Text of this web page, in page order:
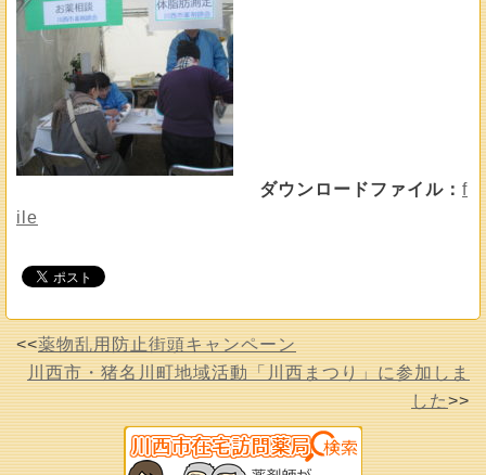
ダウンロードファイル： f
ile
<<薬物乱用防止街頭キャンペーン
川西市・猪名川町地域活動「川西まつり」に参加しま
した>>